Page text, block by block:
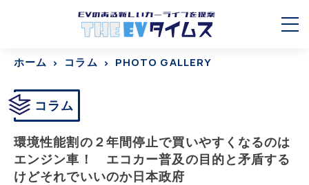
ホーム コラム PHOTO GALLERY
コラム
環境性能割の２年間停止で買いやすくなるのは
エンジン車！ エコカー普及の目的と矛盾する
けどそれでいいのか日本政府